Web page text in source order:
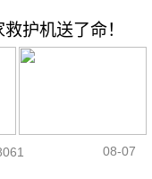
护机送了命！
08-07